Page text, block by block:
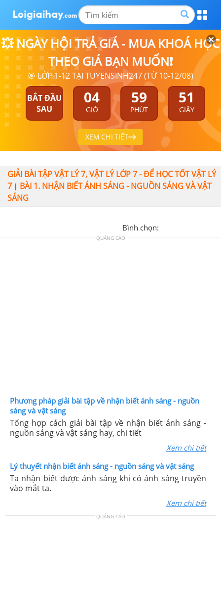
💥 NGÀY HỘI TRẢ GIÁ - MUA KHOÁ HỌC
THEO GIÁ BẠN MUỐN❗
🎯 LỚP 1-12 TẠI TUYENSINH247 (TỪ 10-12/08)
BẮT ĐẦU
SAU
04
GIỜ
59
PHÚT
50
GIÂY
XEM CHI TIẾT
GIẢI BÀI TẬP VẬT LÝ 7, VẬT LÝ LỚP 7 - ĐỂ HỌC TỐT VẬT LÝ
7 | BÀI 1. NHẬN BIẾT ÁNH SÁNG - NGUỒN SÁNG VÀ VẬT
SÁNG
Bình chọn:
QUẢNG CÁO
Phương pháp giải bài tập về nhận biết ánh sáng - nguồn
sáng và vật sáng
Tổng hợp cách giải bài tập về nhận biết ánh sáng -
nguồn sáng và vật sáng hay, chi tiết
Xem chi tiết
Lý thuyết nhận biết ánh sáng - nguồn sáng và vật sáng
Ta nhận biết được ánh sáng khi có ánh sáng truyền
vào mắt ta.
Xem chi tiết
QUẢNG CÁO